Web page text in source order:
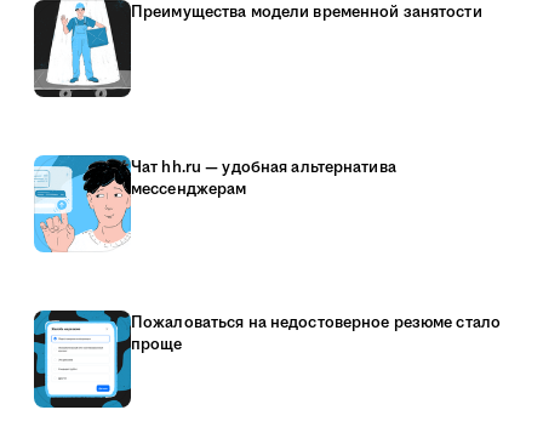
Преимущества модели временной занятости
Чат hh.ru — удобная альтернатива
мессенджерам
Пожаловаться на недостоверное резюме стало
проще